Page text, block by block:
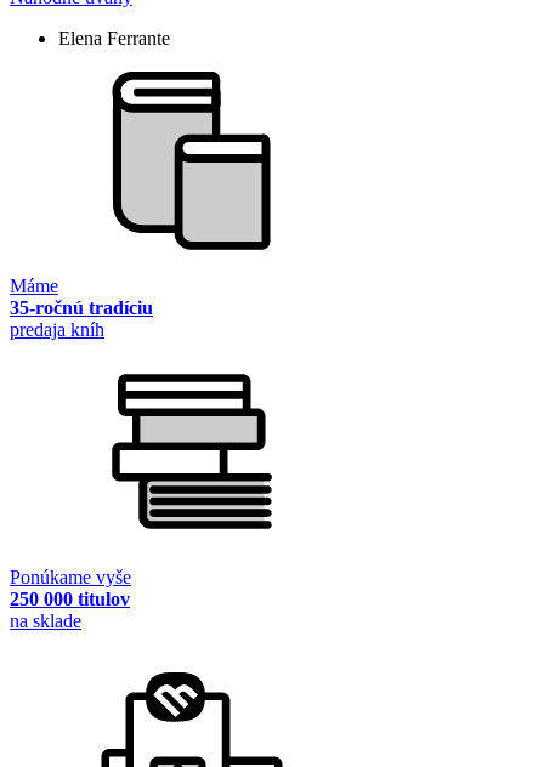
Elena Ferrante
Máme
35-ročnú tradíciu
predaja kníh
Ponúkame vyše
250 000 titulov
na sklade